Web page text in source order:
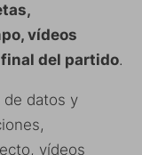
vídeos
del partido.
de datos y
vídeos